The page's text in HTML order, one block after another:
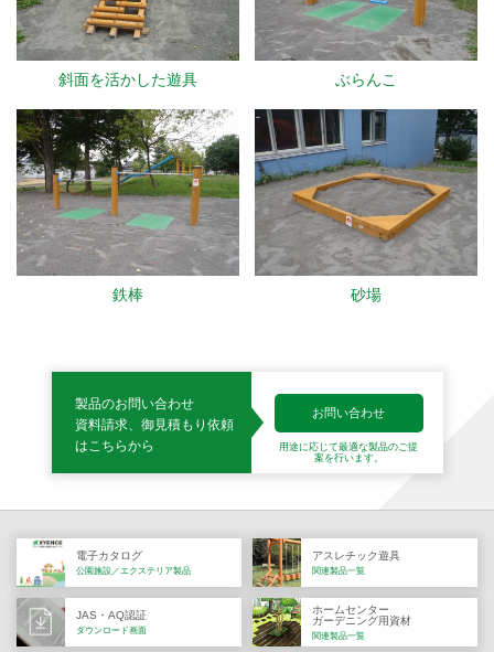
斜面を活かした遊具 ぶらんこ
鉄棒 砂場
製品のお問い合わせ
資料請求、御見積もり依頼
はこちらから
お問い合わせ
用途に応じて最適な製品のご提
案を行います。
電子カタログ
公園施設／エクステリア製品
アスレチック遊具
関連製品一覧
JAS・AQ認証
ダウンロード画面
ホームセンター
ガーデニング用資材
関連製品一覧